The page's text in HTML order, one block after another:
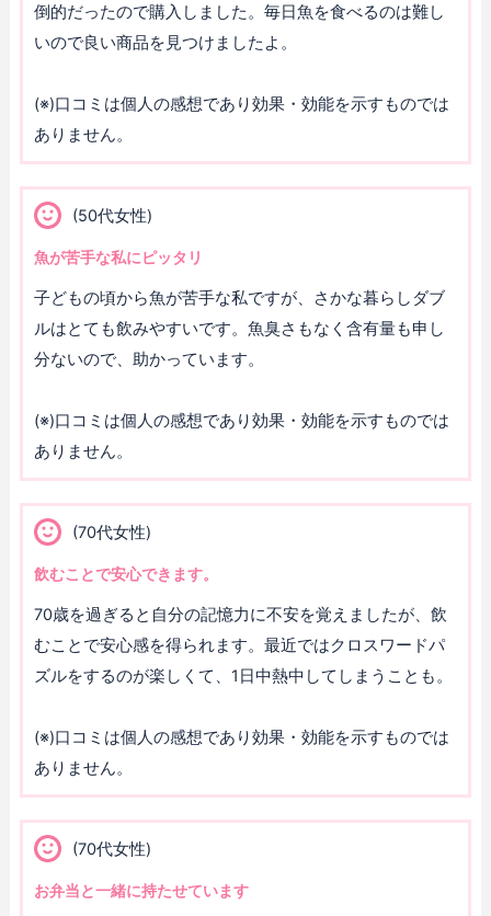
倒的だったので購入しました。毎日魚を食べるのは難し
いので良い商品を見つけましたよ。
(※)口コミは個人の感想であり効果・効能を示すものでは
ありません。
(50代女性)
魚が苦手な私にピッタリ
子どもの頃から魚が苦手な私ですが、さかな暮らしダブ
ルはとても飲みやすいです。魚臭さもなく含有量も申し
分ないので、助かっています。
(※)口コミは個人の感想であり効果・効能を示すものでは
ありません。
(70代女性)
飲むことで安心できます。
70歳を過ぎると自分の記憶力に不安を覚えましたが、飲
むことで安心感を得られます。最近ではクロスワードパ
ズルをするのが楽しくて、1日中熱中してしまうことも。
(※)口コミは個人の感想であり効果・効能を示すものでは
ありません。
(70代女性)
お弁当と一緒に持たせています